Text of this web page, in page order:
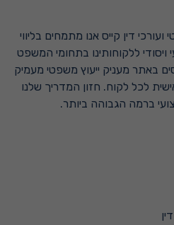
דין קייס אנו מתמחים בליווי
ללקוחותינו בתחומי המשפט
באתר מעניק ייעוץ משפטי מעמיק
לכל לקוח. חזון המדריך שלנו
ברמה הגבוהה ביותר.